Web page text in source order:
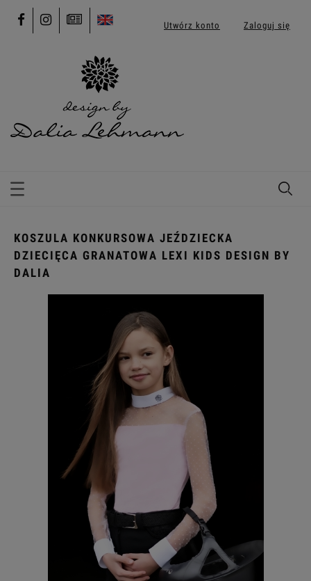
Utwórz konto Zaloguj się
KOSZULA KONKURSOWA JEŹDZIECKA
DZIECIĘCA GRANATOWA LEXI KIDS DESIGN BY
DALIA